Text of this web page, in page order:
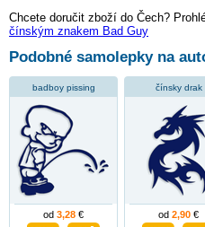
Chcete doručit zboží do Čech?
čínským znakem Bad Guy
Podobné samolepky na
badboy pissing
od 3,28 €
čínsky drak
od 2,90 €